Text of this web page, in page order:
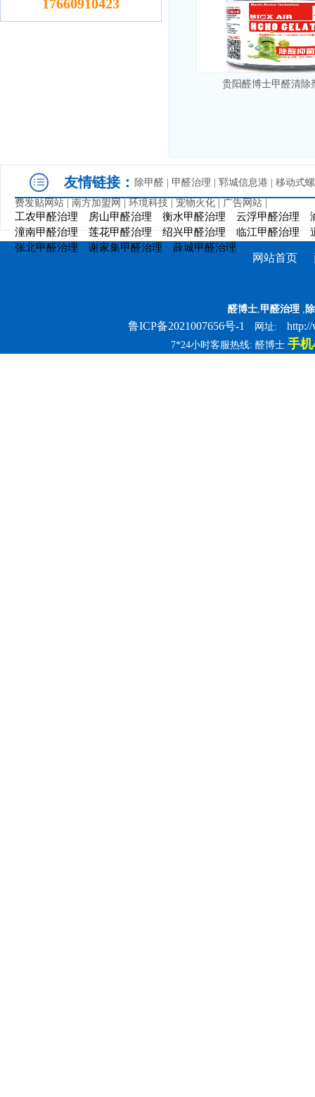
17660910423
贵阳醛博士甲醛清除
友情链接： 除甲醛 甲醛治理 郓城信息港
移动式
费发贴网站
南方加盟网 环境科技 宠物火化 广告网站
工农甲醛治理 房山甲醛治理 衡水甲醛治理 云浮甲醛治理
潼南甲醛治理
莲花甲醛治理 绍兴甲醛治理 临江甲醛治理
张北甲醛治理
谢家集甲醛治理 薛城甲醛治理
网站首页
醛博士,甲醛治理 ,
鲁ICP备2021007656号-1 网址: http://
7*24小时客服热线: 醛博士手机